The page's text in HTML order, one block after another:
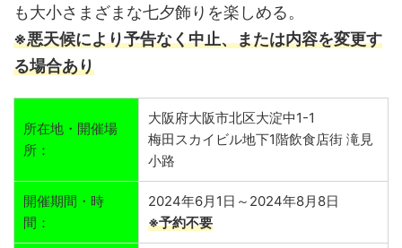
も大小さまざまな七夕飾りを楽しめる。
※悪天候により予告なく中止、または内容を変更す
る場合あり
所在地・開催場
所：
大阪府大阪市北区大淀中1-1
梅田スカイビル地下1階飲食店街 滝見
小路
開催期間・時
間：
2024年6月1日～2024年8月8日
※予約不要